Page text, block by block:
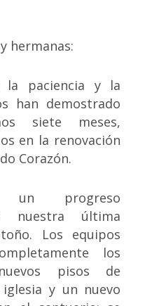
hermanas:
la paciencia y la
han demostrado
siete meses,
en la renovación
Corazón.
un progreso
nuestra última
Los equipos
los
pisos de
y un nuevo